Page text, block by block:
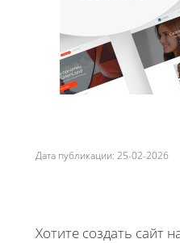
Дата публикации: 25-02-2026
Хотите создать сайт